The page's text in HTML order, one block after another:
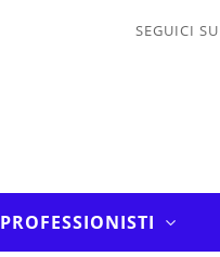
SEGUICI SU
PROFESSIONISTI